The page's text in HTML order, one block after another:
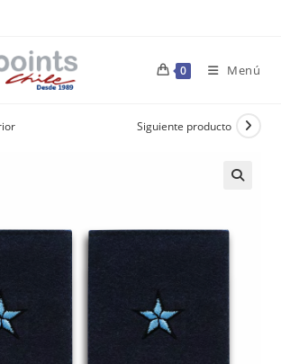
0 Menú
Siguiente producto